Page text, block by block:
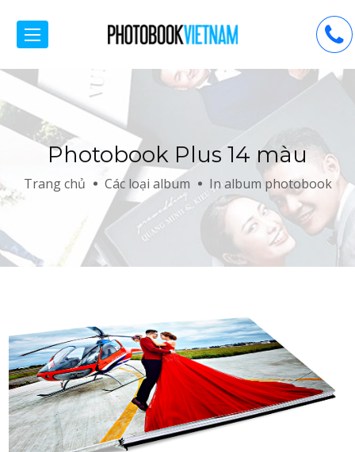
Photobook Plus 14 màu
Trang chủ Các loại album In album photobook